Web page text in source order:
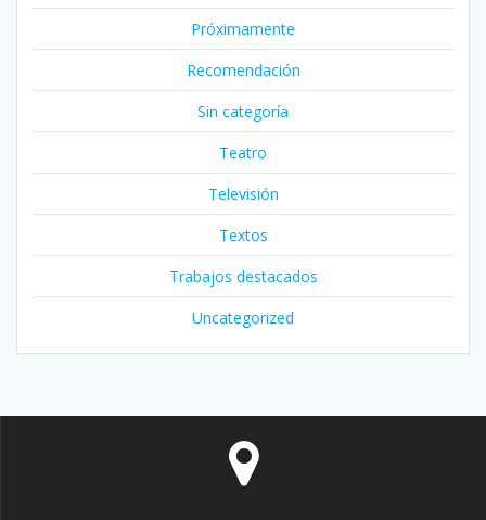
Próximamente
Recomendación
Sin categoría
Teatro
Televisión
Textos
Trabajos destacados
Uncategorized